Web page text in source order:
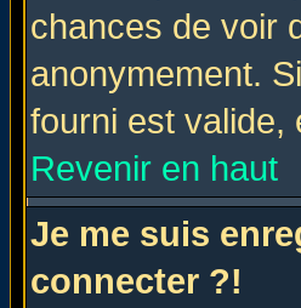
chances de voir
anonymement.
fourni est valide,
Revenir en haut
Je me suis
connecter ?!